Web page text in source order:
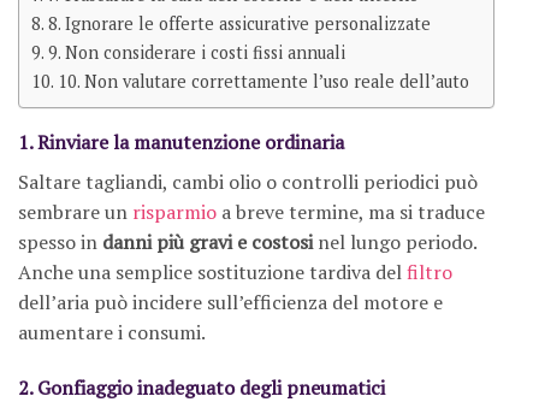
8. Ignorare le offerte assicurative personalizzate
9. Non considerare i costi fissi annuali
10. Non valutare correttamente l’uso reale dell’auto
1. Rinviare la manutenzione ordinaria
Saltare tagliandi, cambi olio o controlli periodici può
sembrare un risparmio a breve termine, ma si traduce
spesso in danni più gravi e costosinel lungo periodo.
Anche una semplice sostituzione tardiva delfiltro
dell’aria può incidere sull’efficienza del motore e
aumentare i consumi.
2. Gonfiaggio inadeguato degli pneumatici